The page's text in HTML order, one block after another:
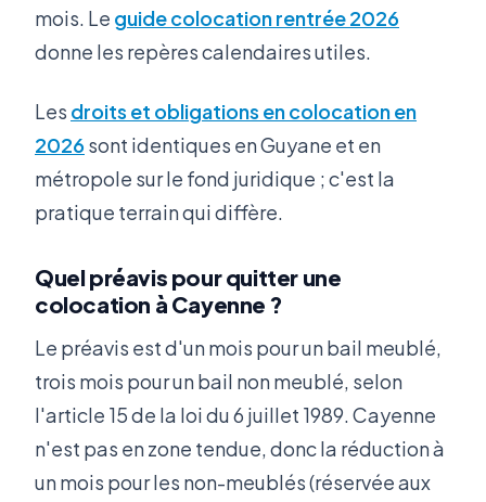
mois. Le guide colocation rentrée 2026
donne les repères calendaires utiles.
Les droits et obligations en colocation en
2026 sont identiques en Guyane et en
métropole sur le fond juridique ; c'est la
pratique terrain qui diffère.
Quel préavis pour quitter une
colocation à Cayenne ?
Le préavis est d'un mois pour un bail meublé,
trois mois pour un bail non meublé, selon
l'article 15 de la loi du 6 juillet 1989. Cayenne
n'est pas en zone tendue, donc la réduction à
un mois pour les non-meublés (réservée aux